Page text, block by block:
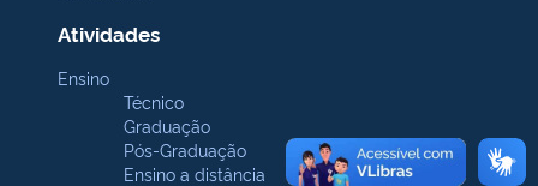
Atividades
Ensino
Técnico
Graduação
Pós-Graduação
Ensino a distância